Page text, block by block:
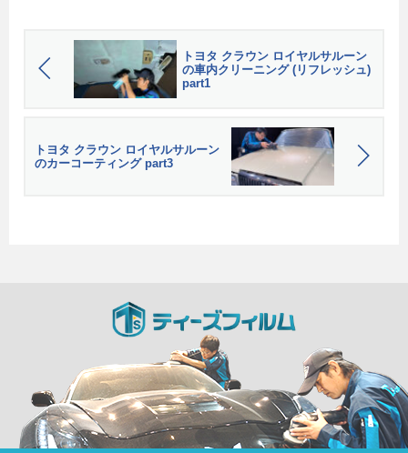
トヨタ クラウン ロイヤルサルーン
の車内クリーニング (リフレッシュ)
part1
トヨタ クラウン ロイヤルサルーン
のカーコーティング part3